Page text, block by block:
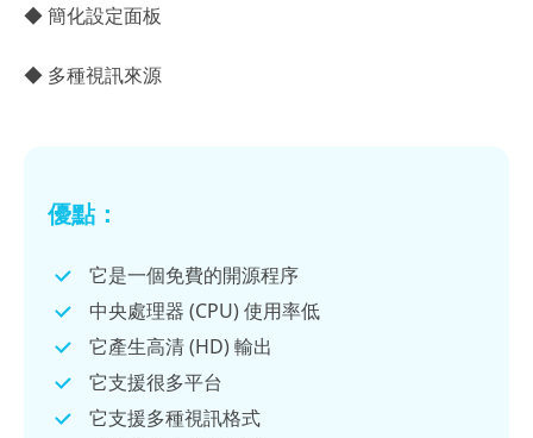
◆ 簡化設定面板
◆ 多種視訊來源
優點：
它是一個免費的開源程序
中央處理器 (CPU) 使用率低
它產生高清 (HD) 輸出
它支援很多平台
它支援多種視訊格式